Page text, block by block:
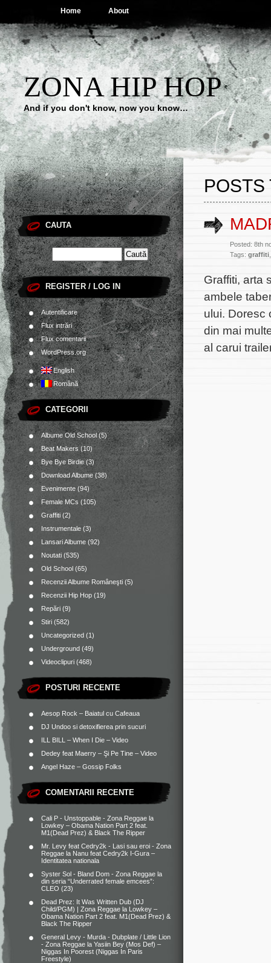
Home About
ZONA HIP HOP
And if you don't know, now you know…
CAUTA
REGISTER / LOG IN
Autentificare
Flux intrări
Flux comentarii
WordPress.org
English
Română
CATEGORII
Albume Old School(5)
Beat Makers(10)
Bye Bye Birdie(3)
Download Albume (38)
Evenimente (94)
Female MCs (105)
Graffiti (2)
Instrumentale (3)
Lansari Albume (92)
Noutati (535)
Old School (65)
Recenzii Albume Româneşti (5)
Recenzii Hip Hop (19)
Repări (9)
Stiri (582)
Uncategorized (1)
Underground (49)
Videoclipuri (468)
POSTURI RECENTE
Aesop Rock – Baiatul cu Cafeaua
DJ Undoo si detoxifierea prin sucuri
ILL BILL – When I Die – Video
Dedey feat Maerry – Şi Pe Tine – Video
Angel Haze – Gossip Folks
COMENTARII RECENTE
Cali P - Unstoppable - Zona Reggae la
Lowkey – Obama Nation Part 2 feat.
M1(Dead Prez) & Black The Ripper
Mr. Levy feat Cedry2k - Lasi sau eroi - Zona
Reggae la Nanu feat Cedry2k I-Gura –
Identitatea nationala
Syster Sol - Bland Dom - Zona Reggae la
din seria “Underrated female emcees”:
CLEO (23)
Dead Prez: It Was Written Dub (DJ
Child/PGM) | Zona Reggae la Lowkey –
Obama Nation Part 2 feat. M1(Dead Prez) &
Black The Ripper
General Levy - Murda - Dubplate / Little Lion
- Zona Reggae la Yasiin Bey (Mos Def) –
Niggas In Poorest (Niggas In Paris
Freestyle)
POSTS
Posted: 8th
Tags: graffiti
Graffiti, arta
ambele
ului. Doresc
din mai
al carui